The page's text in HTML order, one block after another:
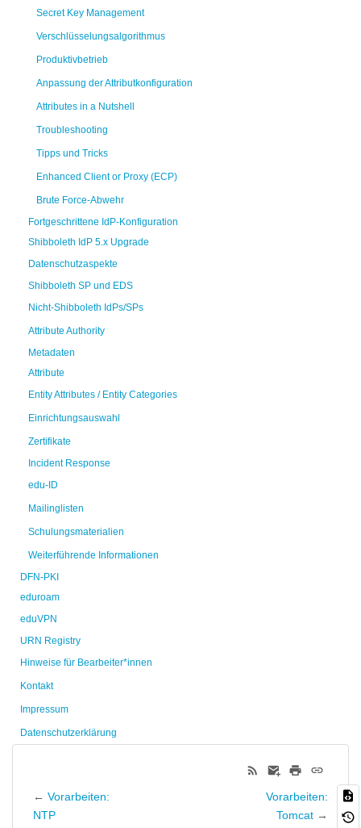
Secret Key Management
Verschlüsselungsalgorithmus
Produktivbetrieb
Anpassung der Attributkonfiguration
Attributes in a Nutshell
Troubleshooting
Tipps und Tricks
Enhanced Client or Proxy (ECP)
Brute Force-Abwehr
Fortgeschrittene IdP-Konfiguration
Shibboleth IdP 5.x Upgrade
Datenschutzaspekte
Shibboleth SP und EDS
Nicht-Shibboleth IdPs/SPs
Attribute Authority
Metadaten
Attribute
Entity Attributes / Entity Categories
Einrichtungsauswahl
Zertifikate
Incident Response
edu-ID
Mailinglisten
Schulungsmaterialien
Weiterführende Informationen
DFN-PKI
eduroam
eduVPN
URN Registry
Hinweise für Bearbeiter*innen
Kontakt
Impressum
Datenschutzerklärung
← Vorarbeiten:
NTP
Vorarbeiten:
Tomcat →